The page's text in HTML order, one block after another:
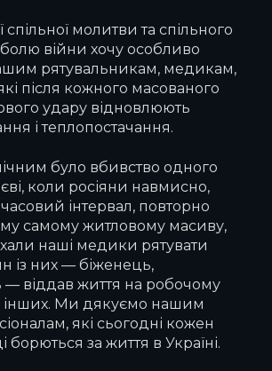
спільної молитви та спільного
війни хочу особливо
рятувальникам, медикам,
після кожного масованого
удару відновлюють
і теплопостачання.
було вбивство одного
коли росіяни навмисно,
інтервал, повторно
самому житловому масиву,
наші медики рятувати
із них — біженець,
віддав життя на робочому
інших. Ми дякуємо нашим
які сьогодні кожен
борються за життя в Україні.